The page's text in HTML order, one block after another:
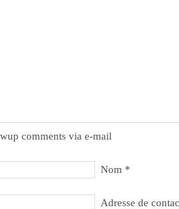
comments via e-mail
Nom *
Adresse de